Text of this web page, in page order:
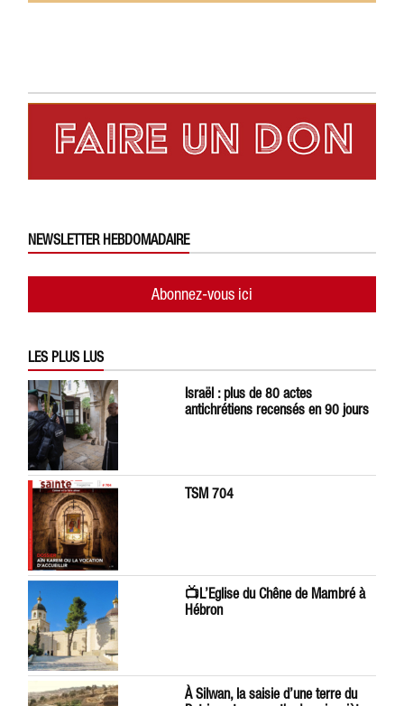
NEWSLETTER HEBDOMADAIRE
Abonnez-vous ici
LES PLUS LUS
Israël : plus de 80 actes
antichrétiens recensés en 90 jours
TSM 704
📺L’Eglise du Chêne de Mambré à
Hébron
À Silwan, la saisie d’une terre du